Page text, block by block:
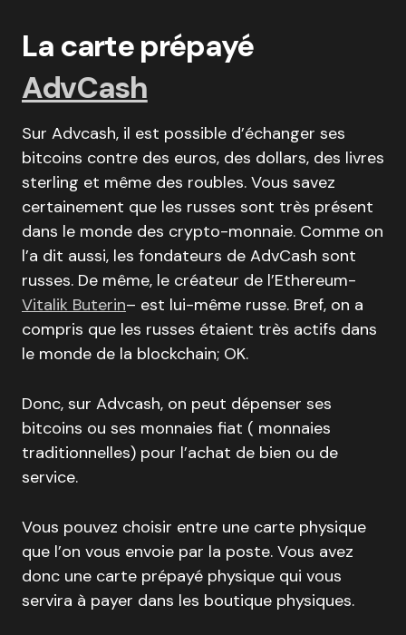
La carte prépayé
AdvCash
Sur Advcash, il est possible d’échanger ses
bitcoins contre des euros, des dollars, des livres
sterling et même des roubles. Vous savez
certainement que les russes sont très présent
dans le monde des crypto-monnaie. Comme on
l’a dit aussi, les fondateurs de AdvCash sont
russes. De même, le créateur de l’Ethereum-
Vitalik Buterin– est lui-même russe. Bref, on a
compris que les russes étaient très actifs dans
le monde de la blockchain; OK.
Donc, sur Advcash, on peut dépenser ses
bitcoins ou ses monnaies fiat ( monnaies
traditionnelles) pour l’achat de bien ou de
service.
Vous pouvez choisir entre une carte physique
que l’on vous envoie par la poste. Vous avez
donc une carte prépayé physique qui vous
servira à payer dans les boutique physiques.